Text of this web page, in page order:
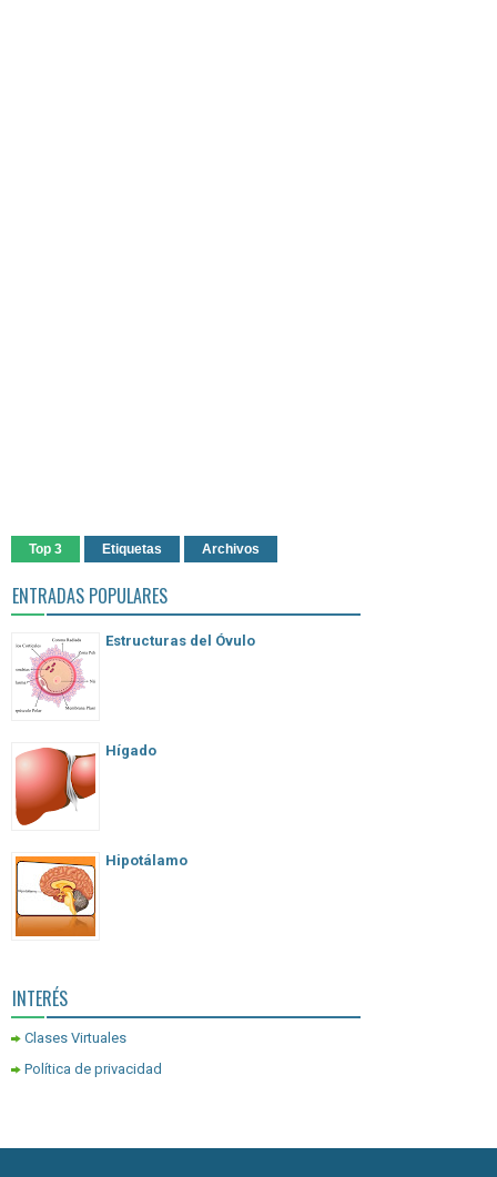
Top 3 Etiquetas Archivos
ENTRADAS POPULARES
Estructuras del Óvulo
Hígado
Hipotálamo
INTERÉS
Clases Virtuales
Política de privacidad